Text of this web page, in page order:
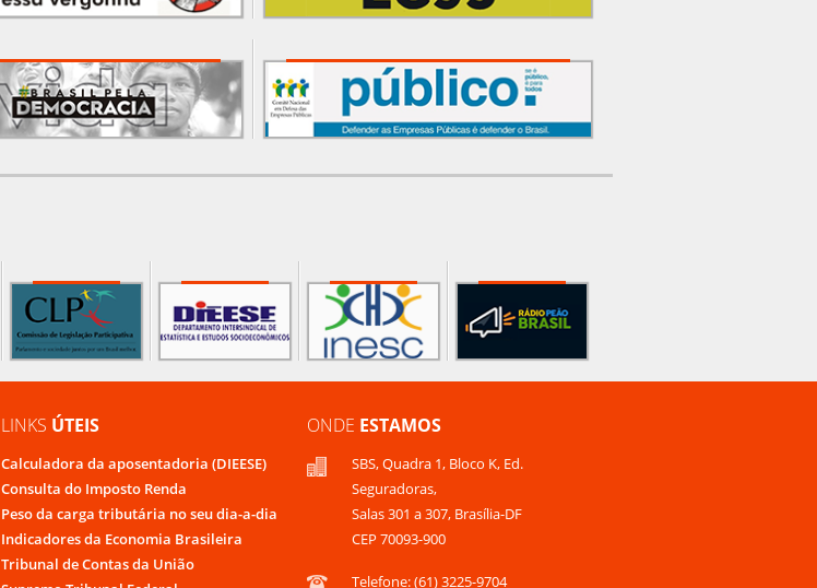
LINKS ÚTEIS
Calculadora da aposentadoria (DIEESE)
Consulta do Imposto Renda
Peso da carga tributária no seu dia-a-dia
Indicadores da Economia Brasileira
Tribunal de Contas da União
ONDE ESTAMOS
SBS, Quadra 1, Bloco K, Ed.
Seguradoras,
Salas 301 a 307, Brasília-DF
CEP 70093-900
Telefone: (61) 3225-9704